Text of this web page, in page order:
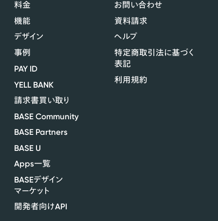
料金
機能
デザイン
事例
PAY ID
YELL BANK
請求書買い取り
BASE Community
BASE Partners
BASE U
Apps一覧
BASEデザイン
マーケット
開発者向けAPI
お問い合わせ
資料請求
ヘルプ
特定商取引法に基づく
表記
利用規約